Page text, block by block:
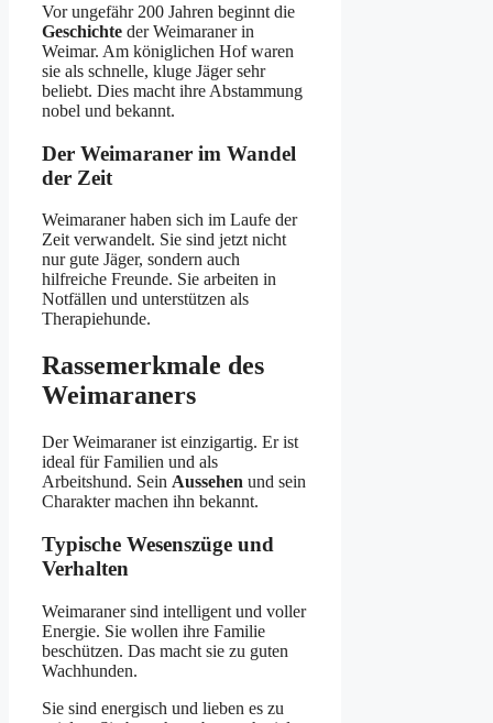
Vor ungefähr 200 Jahren beginnt die
Geschichte der Weimaraner in
Weimar. Am königlichen Hof waren
sie als schnelle, kluge Jäger sehr
beliebt. Dies macht ihre Abstammung
nobel und bekannt.
Der Weimaraner im Wandel
der Zeit
Weimaraner haben sich im Laufe der
Zeit verwandelt. Sie sind jetzt nicht
nur gute Jäger, sondern auch
hilfreiche Freunde. Sie arbeiten in
Notfällen und unterstützen als
Therapiehunde.
Rassemerkmale des
Weimaraners
Der Weimaraner ist einzigartig. Er ist
ideal für Familien und als
Arbeitshund. Sein Aussehen und sein
Charakter machen ihn bekannt.
Typische Wesenszüge und
Verhalten
Weimaraner sind intelligent und voller
Energie. Sie wollen ihre Familie
beschützen. Das macht sie zu guten
Wachhunden.
Sie sind energisch und lieben es zu